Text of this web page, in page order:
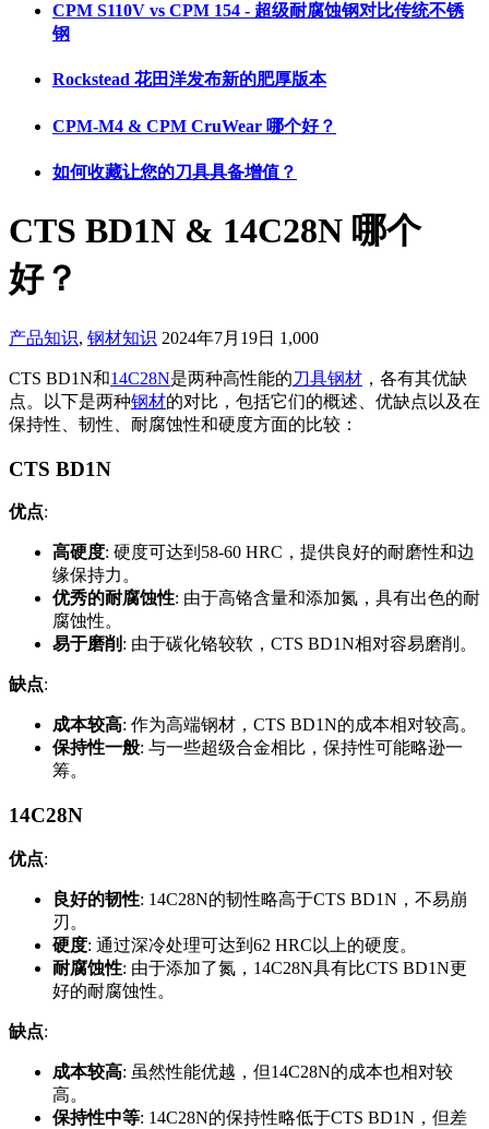
CPM S110V vs CPM 154 - 超级耐腐蚀钢对比传统不锈
钢
Rockstead 花田洋发布新的肥厚版本
CPM-M4 & CPM CruWear 哪个好？
如何收藏让您的刀具具备增值？
CTS BD1N & 14C28N 哪个
好？
产品知识, 钢材知识 2024年7月19日 1,000
CTS BD1N和14C28N是两种高性能的刀具钢材 ，各有其优缺
点。以下是两种钢材的对比，包括它们的概述、优缺点以及在
保持性、韧性、耐腐蚀性和硬度方面的比较：
CTS BD1N
优点:
高硬度: 硬度可达到58-60 HRC，提供良好的耐磨性和边
缘保持力。
优秀的耐腐蚀性: 由于高铬含量和添加氮，具有出色的耐
腐蚀性。
易于磨削 : 由于碳化铬较软，CTS BD1N相对容易磨削。
缺点:
成本较高: 作为高端钢材，CTS BD1N的成本相对较高。
保持性一般: 与一些超级合金相比，保持性可能略逊一
筹。
14C28N
优点:
良好的韧性: 14C28N的韧性略高于CTS BD1N，不易崩
刃。
硬度: 通过深冷处理可达到62 HRC以上的硬度。
耐腐蚀性: 由于添加了氮，14C28N具有比CTS BD1N更
好的耐腐蚀性。
缺点:
成本较高: 虽然性能优越，但14C28N的成本也相对较
高。
保持性中等: 14C28N的保持性略低于CTS BD1N，但差